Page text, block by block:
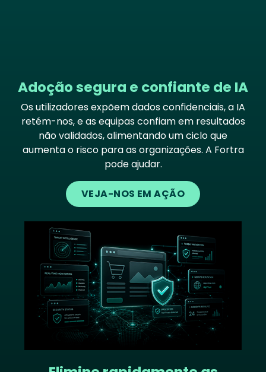
Adoção segura e confiante de IA
Os utilizadores expõem dados confidenciais, a IA
retém-nos, e as equipas confiam em resultados
não validados, alimentando um ciclo que
aumenta o risco para as organizações. A Fortra
pode ajudar.
VEJA-NOS EM AÇÃO